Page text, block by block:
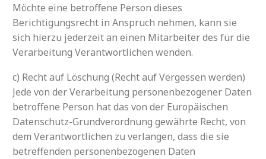
Möchte eine betroffene Person dieses
Berichtigungsrecht in Anspruch nehmen, kann sie
sich hierzu jederzeit an einen Mitarbeiter des für die
Verarbeitung Verantwortlichen wenden.
c) Recht auf Löschung (Recht auf Vergessen werden)
Jede von der Verarbeitung personenbezogener Daten
betroffene Person hat das von der Europäischen
Datenschutz-Grundverordnung gewährte Recht, von
dem Verantwortlichen zu verlangen, dass die sie
betreffenden personenbezogenen Daten